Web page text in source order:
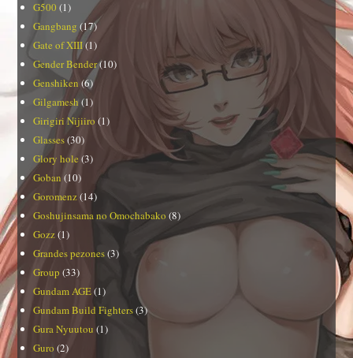
G500 (1)
Gangbang (17)
Gate of XIII(1)
Gender Bender(10)
Genshiken (6)
Gilgamesh (1)
Girigiri Nijiiro (1)
Glasses(30)
Glory hole (3)
Goban (10)
Goromenz(14)
Goshujinsama no Omochabako (8)
Gozz(1)
Grandes pezones(3)
Group (33)
Gundam AGE(1)
Gundam Build Fighters(3)
Gura Nyuutou (1)
Guro (2)